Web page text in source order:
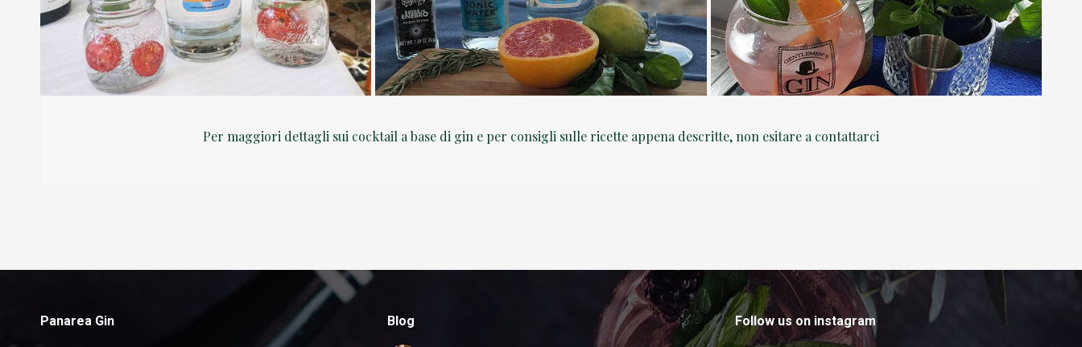
Per maggiori dettagli sui cocktail a base di gin e per consigli sulle ricette appena descritte, non esitare a contattarci
Panarea Gin Blog Follow us on instagram